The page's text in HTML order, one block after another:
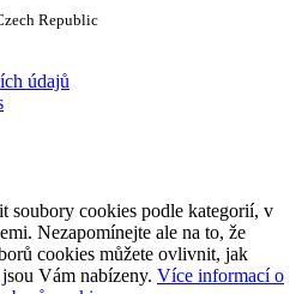
Republic
údajů
soubory cookies podle kategorií, v
Nezapomínejte ale na to, že
cookies můžete ovlivnit, jak
Vám nabízeny. Více informací o